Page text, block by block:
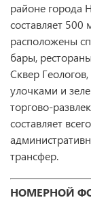
районе города
составляет 500
расположены
бары,
Сквер
улочками и
торгово-
составляет
трансфер.
НОМЕРНОЙ